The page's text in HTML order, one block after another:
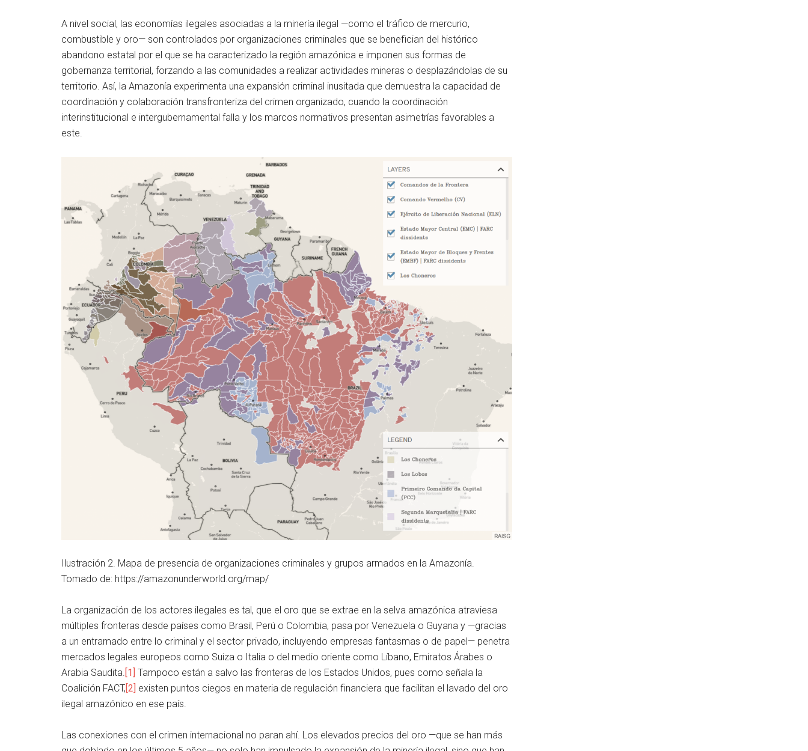
A nivel social, las economías ilegales asociadas a la minería ilegal —como el tráfico de mercurio,
combustible y oro— son controlados por organizaciones criminales que se benefician del histórico
abandono estatal por el que se ha caracterizado la región amazónica e imponen sus formas de
gobernanza territorial, forzando a las comunidades a realizar actividades mineras o desplazándolas de su
territorio. Así, la Amazonía experimenta una expansión criminal inusitada que demuestra la capacidad de
coordinación y colaboración transfronteriza del crimen organizado, cuando la coordinación
interinstitucional e intergubernamental falla y los marcos normativos presentan asimetrías favorables a
este.
Ilustración 2. Mapa de presencia de organizaciones criminales y grupos armados en la Amazonía.
Tomado de: https://amazonunderworld.org/map/
La organización de los actores ilegales es tal, que el oro que se extrae en la selva amazónica atraviesa
múltiples fronteras desde países como Brasil, Perú o Colombia, pasa por Venezuela o Guyana y —gracias
a un entramado entre lo criminal y el sector privado, incluyendo empresas fantasmas o de papel— penetra
mercados legales europeos como Suiza o Italia o del medio oriente como Líbano, Emiratos Árabes o
Arabia Saudita. [1] Tampoco están a salvo las fronteras de los Estados Unidos, pues como señala la
Coalición FACT,[2] existen puntos ciegos en materia de regulación financiera que facilitan el lavado del oro
ilegal amazónico en ese país.
Las conexiones con el crimen internacional no paran ahí. Los elevados precios del oro —que se han más